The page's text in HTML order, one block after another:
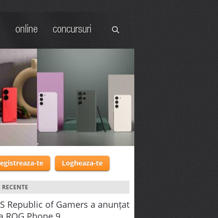
și
noul
GADGET:Seria
Galaxy S23 de la
Samsung
Noua serie de
telefoane Galaxy S23
te Logheaza-te
Republic of Gamers a anunțat